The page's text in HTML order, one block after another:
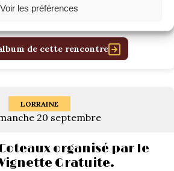
Voir les préférences
de cette rencontre
LORRAINE
20 septembre
organisé par le
Gratuite.